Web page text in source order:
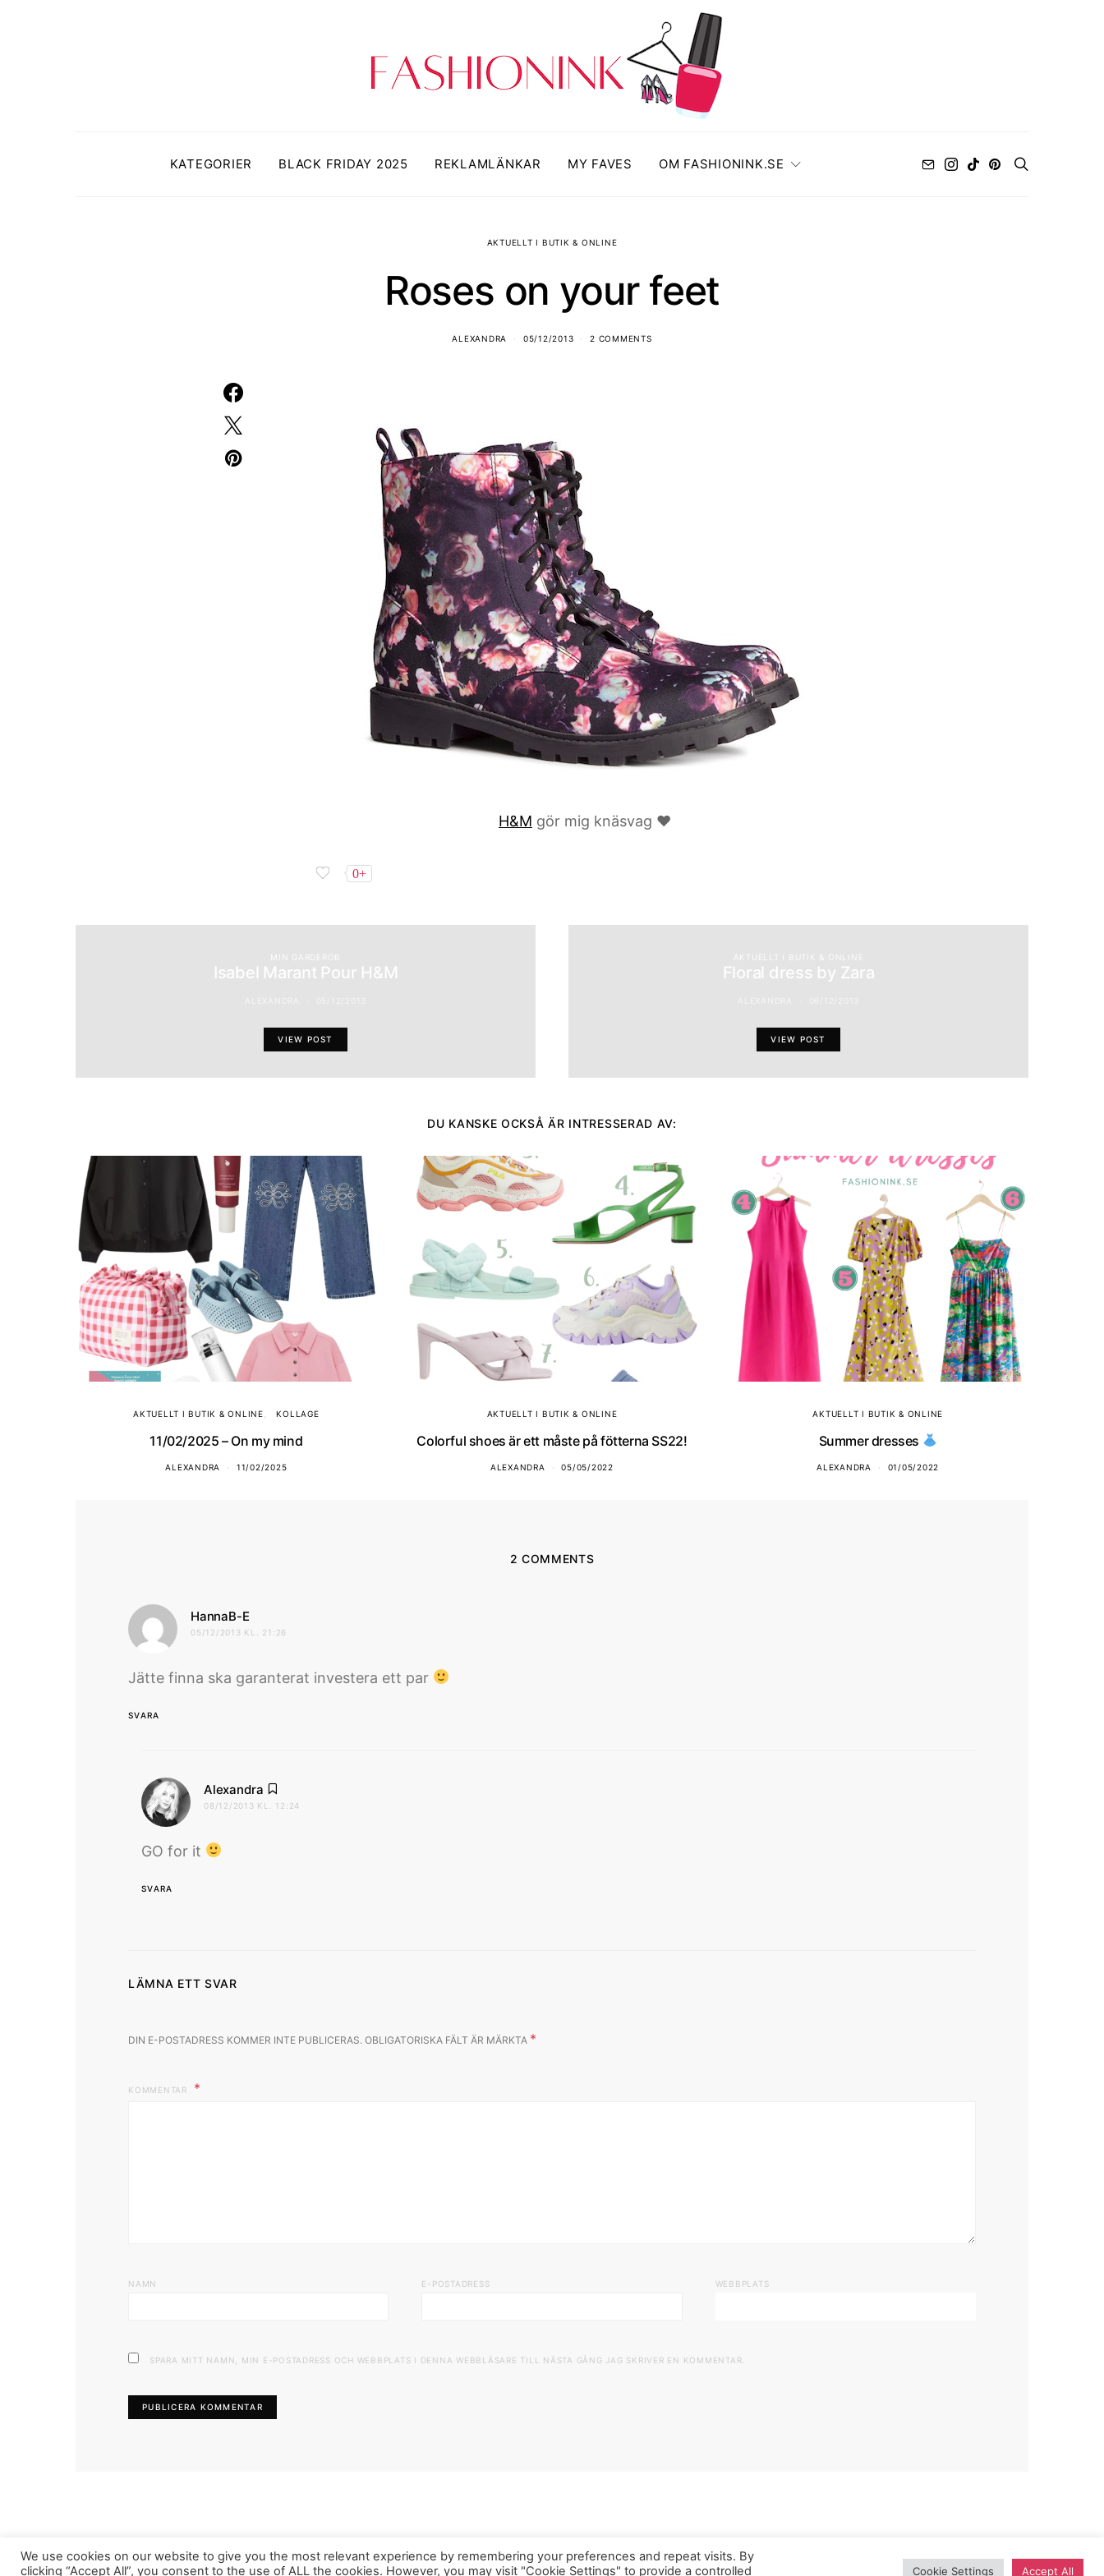
KATEGORIER BLACK FRIDAY 2025 REKLAMLÄNKAR MY FAVES OM FASHIONINK.SE
AKTUELLT I BUTIK & ONLINE
Roses on your feet
ALEXANDRA 05/12/2013 2 COMMENTS
H&M gör mig knäsvag ♥
0+
MIN GARDEROB
Isabel Marant Pour H&M
VIEW POST
AKTUELLT I BUTIK & ONLINE
Floral dress by Zara
VIEW POST
DU KANSKE OCKSÅ ÄR INTRESSERAD AV:
AKTUELLT I BUTIK & ONLINE KOLLAGE
11/02/2025 – On my mind
ALEXANDRA 11/02/2025
AKTUELLT I BUTIK & ONLINE
Colorful shoes är ett måste på fötterna SS22!
ALEXANDRA 05/05/2022
AKTUELLT I BUTIK & ONLINE
Summer dresses
ALEXANDRA 01/05/2022
2 COMMENTS
HannaB-E
05/12/2013 KL. 21:26
Jätte finna ska garanterat investera ett par
SVARA
Alexandra
08/12/2013 KL. 12:24
GO for it
SVARA
LÄMNA ETT SVAR
DIN E-POSTADRESS KOMMER INTE PUBLICERAS. OBLIGATORISKA FÄLT ÄR MÄRKTA *
KOMMENTAR
NAMN E-POSTADRESS WEBBPLATS
SPARA MITT NAMN, MIN E-POSTADRESS OCH WEBBPLATS I DENNA WEBBLÄSARE TILL NÄSTA GÅNG JAG SKRIVER EN KOMMENTAR.
FASHIONINK.SE
We use cookies on our website to give you the most relevant experience by remembering your preferences and repeat visits. By
clicking “Accept All”, you consent to the use of ALL the cookies. However, you may visit "Cookie Settings" to provide a controlled
Cookie Settings Accept All